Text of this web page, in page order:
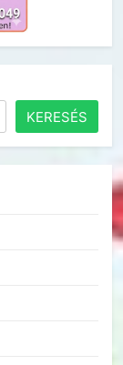
KERESÉS